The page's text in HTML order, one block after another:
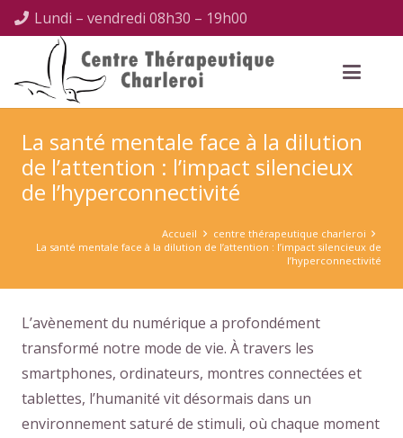
Lundi – vendredi 08h30 – 19h00
La santé mentale face à la dilution
de l’attention : l’impact silencieux
de l’hyperconnectivité
Accueil
centre thérapeutique charleroi
La santé mentale face à la dilution de l’attention : l’impact silencieux de
l’hyperconnectivité
L’avènement du numérique a profondément
transformé notre mode de vie. À travers les
smartphones, ordinateurs, montres connectées et
tablettes, l’humanité vit désormais dans un
environnement saturé de stimuli, où chaque moment